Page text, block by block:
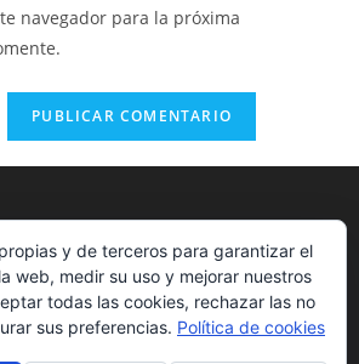
navegador para la próxima
y de terceros para garantizar el
web, medir su uso y mejorar nuestros
todas las cookies, rechazar las no
sus preferencias. Política de cookies